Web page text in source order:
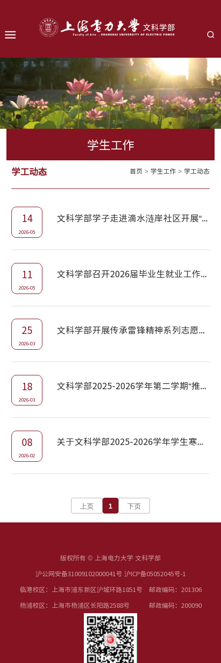
学生工作
首页 > 学生工作 > 学工动态
学工动态
14
2026-05
文科学部学子走进滴水涟岸社区开展“电力小课堂”系列活动
11
2026-05
文科学部召开2026届毕业生就业工作推进会
25
2026-03
文科学部开展传承雷锋精神系列志愿服务活动
18
2026-03
文科学部2025-2026学年第二学期“推优”公示
08
2026-02
关于文科学部2025-2026学年学生寒假作业事宜的通知
上页 1 下页
版权所有 © 上海电力大学 文科学部
沪公网安备31009102000041号 沪ICP备05052045号-1
临港校区：上海市浦东新区沪城环路1851号 邮政编码：201306
杨浦校区：上海市杨浦区长阳路2588号 邮政编码：200090